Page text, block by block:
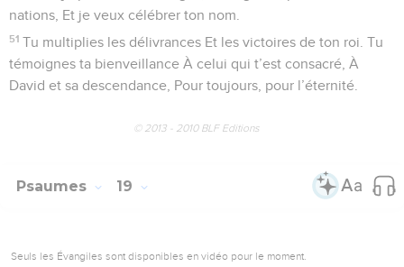
40 C’est toi qui me ceins de puissance, tu fais plier mes
agresseurs.
41 Tu mets mes ennemis en fuite, ceux qui m’en veulent sont
perdus.
boue.
sont soumis.